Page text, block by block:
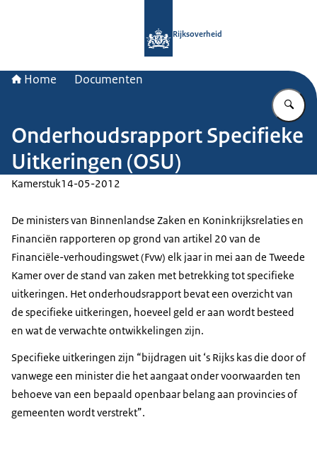
Rijksoverheid
Home Documenten
Onderhoudsrapport Specifieke
Uitkeringen (OSU)
Kamerstuk14-05-2012
De ministers van Binnenlandse Zaken en Koninkrijksrelaties en
Financiën rapporteren op grond van artikel 20 van de
Financiële-verhoudingswet (Fvw) elk jaar in mei aan de Tweede
Kamer over de stand van zaken met betrekking tot specifieke
uitkeringen. Het onderhoudsrapport bevat een overzicht van
de specifieke uitkeringen, hoeveel geld er aan wordt besteed
en wat de verwachte ontwikkelingen zijn.
Specifieke uitkeringen zijn “bijdragen uit ‘s Rijks kas die door of
vanwege een minister die het aangaat onder voorwaarden ten
behoeve van een bepaald openbaar belang aan provincies of
gemeenten wordt verstrekt”.